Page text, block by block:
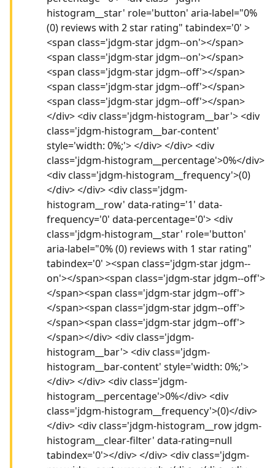
histogram__star' role='button' aria-label="0%
(0) reviews with 2 star rating" tabindex='0' >
<span class='jdgm-star jdgm--on'></span>
<span class='jdgm-star jdgm--on'></span>
<span class='jdgm-star jdgm--off'></span>
<span class='jdgm-star jdgm--off'></span>
<span class='jdgm-star jdgm--off'></span>
</div> <div class='jdgm-histogram__bar'> <div
class='jdgm-histogram__bar-content'
style='width: 0%;'> </div> </div> <div
class='jdgm-histogram__percentage'>0%</div>
<div class='jdgm-histogram__frequency'>(0)
</div> </div> <div class='jdgm-
histogram__row' data-rating='1' data-
frequency='0' data-percentage='0'> <div
class='jdgm-histogram__star' role='button'
aria-label="0% (0) reviews with 1 star rating"
tabindex='0' ><span class='jdgm-star jdgm--
on'></span><span class='jdgm-star jdgm--off'>
</span><span class='jdgm-star jdgm--off'>
</span><span class='jdgm-star jdgm--off'>
</span><span class='jdgm-star jdgm--off'>
</span></div> <div class='jdgm-
histogram__bar'> <div class='jdgm-
histogram__bar-content' style='width: 0%;'>
</div> </div> <div class='jdgm-
histogram__percentage'>0%</div> <div
class='jdgm-histogram__frequency'>(0)</div>
</div> <div class='jdgm-histogram__row jdgm-
histogram__clear-filter' data-rating=null
tabindex='0'></div> </div> <div class='jdgm-